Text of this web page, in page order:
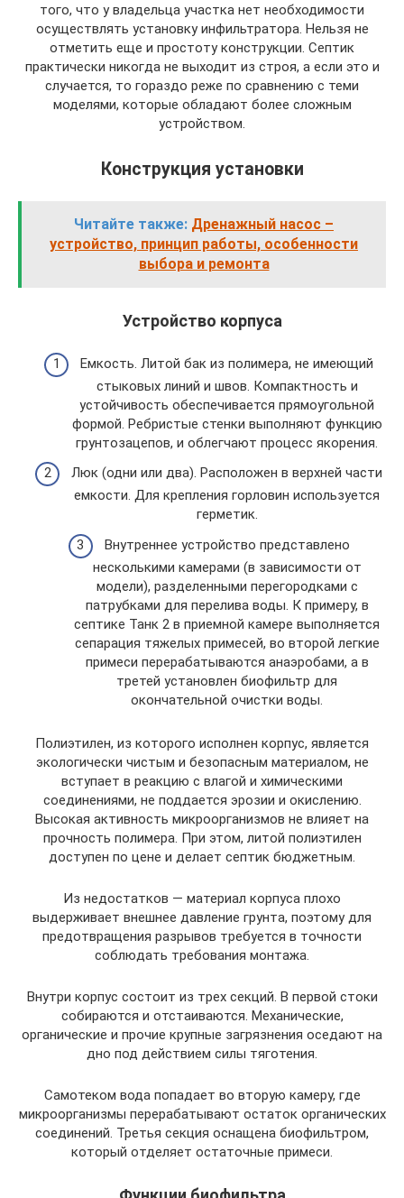
того, что у владельца участка нет необходимости
осуществлять установку инфильтратора. Нельзя не
отметить еще и простоту конструкции. Септик
практически никогда не выходит из строя, а если это и
случается, то гораздо реже по сравнению с теми
моделями, которые обладают более сложным
устройством.
Конструкция установки
Читайте также: Дренажный насос –
устройство, принцип работы, особенности
выбора и ремонта
Устройство корпуса
Емкость. Литой бак из полимера, не имеющий
стыковых линий и швов. Компактность и
устойчивость обеспечивается прямоугольной
формой. Ребристые стенки выполняют функцию
грунтозацепов, и облегчают процесс якорения.
Люк (одни или два). Расположен в верхней части
емкости. Для крепления горловин используется
герметик.
Внутреннее устройство представлено
несколькими камерами (в зависимости от
модели), разделенными перегородками с
патрубками для перелива воды. К примеру, в
септике Танк 2 в приемной камере выполняется
сепарация тяжелых примесей, во второй легкие
примеси перерабатываются анаэробами, а в
третей установлен биофильтр для
окончательной очистки воды.
Полиэтилен, из которого исполнен корпус, является
экологически чистым и безопасным материалом, не
вступает в реакцию с влагой и химическими
соединениями, не поддается эрозии и окислению.
Высокая активность микроорганизмов не влияет на
прочность полимера. При этом, литой полиэтилен
доступен по цене и делает септик бюджетным.
Из недостатков — материал корпуса плохо
выдерживает внешнее давление грунта, поэтому для
предотвращения разрывов требуется в точности
соблюдать требования монтажа.
Внутри корпус состоит из трех секций. В первой стоки
собираются и отстаиваются. Механические,
органические и прочие крупные загрязнения оседают на
дно под действием силы тяготения.
Самотеком вода попадает во вторую камеру, где
микроорганизмы перерабатывают остаток органических
соединений. Третья секция оснащена биофильтром,
который отделяет остаточные примеси.